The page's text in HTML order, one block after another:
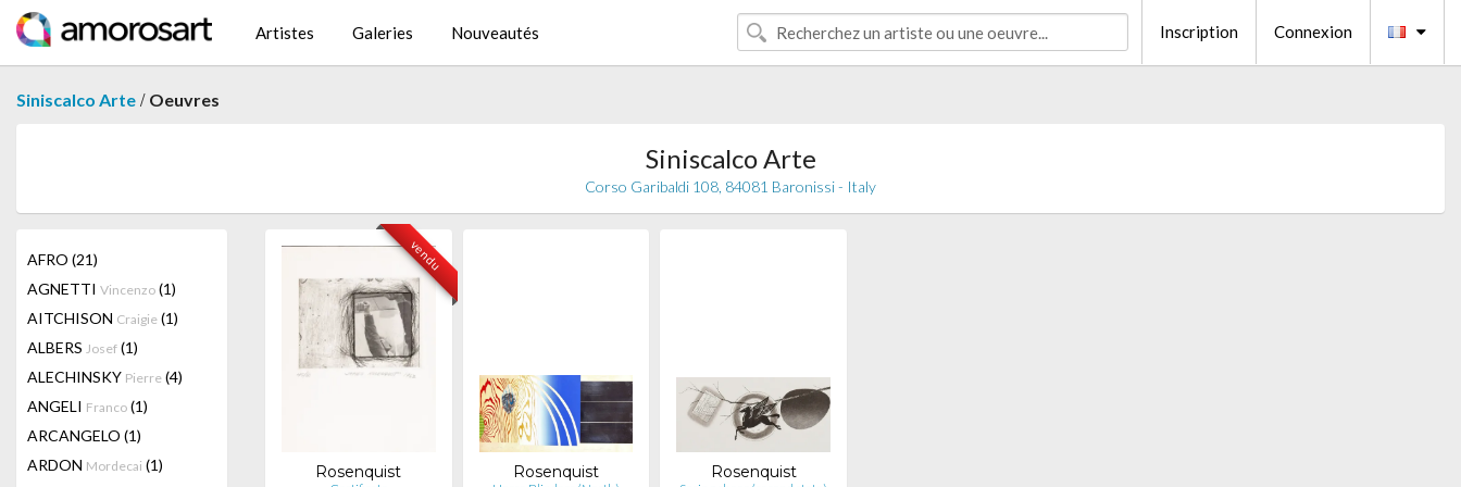
Artistes Galeries Nouveautés Inscription Connexion
Siniscalco Arte / Oeuvres
Siniscalco Arte
Corso Garibaldi 108, 84081 Baronissi - Italy
AFRO (21)
AGNETTI Vincenzo (1)
AITCHISON Craigie (1)
ALBERS Josef (1)
ALECHINSKY Pierre (4)
ANGELI Franco (1)
ARCANGELO (1)
ARDON Mordecai (1)
vendu
Rosenquist Rosenquist Rosenquist